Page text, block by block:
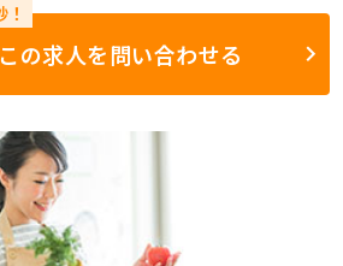
この求人を問い合わせる